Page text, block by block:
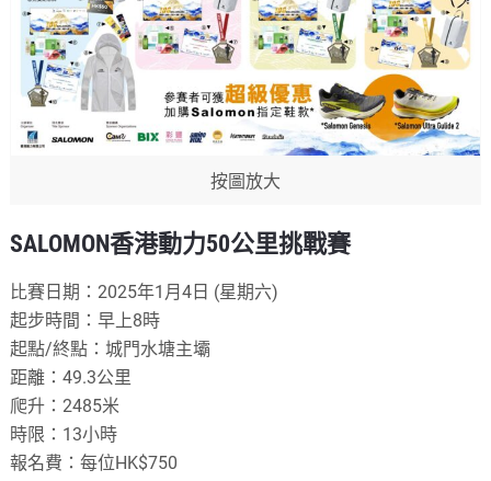
按圖放大
SALOMON香港動力50公里挑戰賽
比賽日期：2025年1月4日 (星期六)
起步時間：早上8時
起點/終點：城門水塘主壩
距離：49.3公里
爬升：2485米
時限：13小時
報名費：每位HK$750